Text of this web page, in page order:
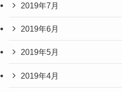
2019年7月
2019年6月
2019年5月
2019年4月